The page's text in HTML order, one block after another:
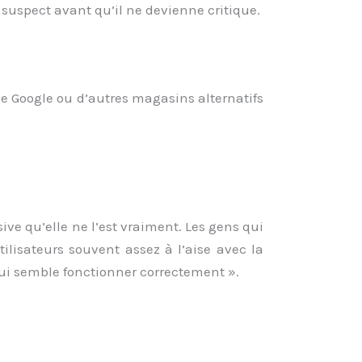
avant qu’il ne devienne critique.
Google ou d’autres magasins alternatifs
qu’elle ne l’est vraiment. Les gens qui
souvent assez à l’aise avec la
semble fonctionner correctement ».